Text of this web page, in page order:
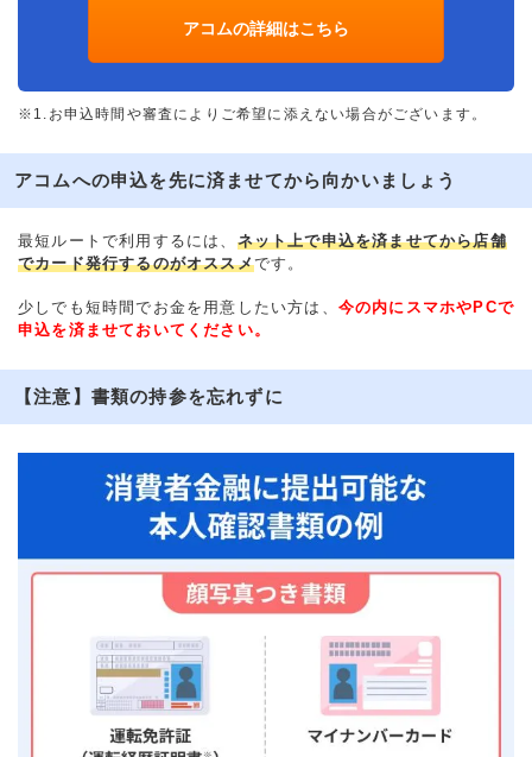
アコムの詳細はこちら
※1.お申込時間や審査によりご希望に添えない場合がございます。
アコムへの申込を先に済ませてから向かいましょう
最短ルートで利用するには、 ネット上で申込を済ませてから店舗
でカード発行するのがオススメです。
少しでも短時間でお金を用意したい方は、 今の内にスマホやPCで
申込を済ませておいてください。
【注意】書類の持参を忘れずに